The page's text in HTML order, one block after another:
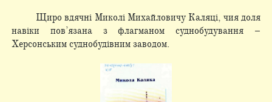
Щиро вдячні Миколі Михайловичу Каляці, чия доля
навіки пов’язана з флагманом суднобудування –
Херсонським суднобудівним заводом.